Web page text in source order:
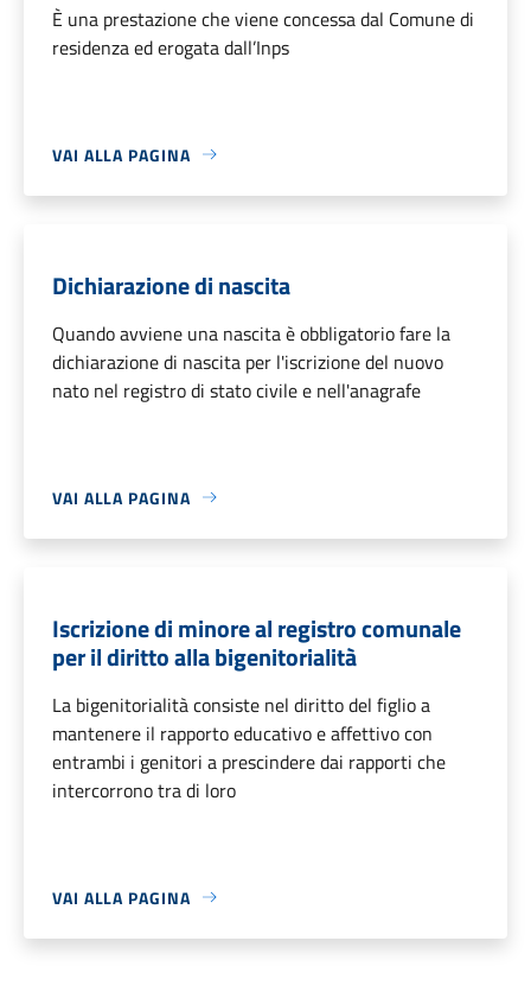
È una prestazione che viene concessa dal Comune di
residenza ed erogata dall’Inps
VAI ALLA PAGINA
Dichiarazione di nascita
Quando avviene una nascita è obbligatorio fare la
dichiarazione di nascita per l'iscrizione del nuovo
nato nel registro di stato civile e nell'anagrafe
VAI ALLA PAGINA
Iscrizione di minore al registro comunale
per il diritto alla bigenitorialità
La bigenitorialità consiste nel diritto del figlio a
mantenere il rapporto educativo e affettivo con
entrambi i genitori a prescindere dai rapporti che
intercorrono tra di loro
VAI ALLA PAGINA